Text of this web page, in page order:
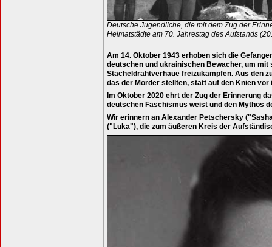
Deutsche Jugendliche, die mit dem Zug der
Heimatstädte am 70. Jahrestag des Aufstands
Am 14. Oktober 1943 erhoben sich die
deutschen und ukrainischen Bewacher, um
Stacheldrahtverhaue freizukämpfen. Aus den
das der Mörder stellten, statt auf den Knien vor
Im Oktober 2020 ehrt der Zug der Erinnerung
deutschen Faschismus weist und den Mythos
Wir erinnern an Alexander Petschersky
("Luka"), die zum äußeren Kreis der